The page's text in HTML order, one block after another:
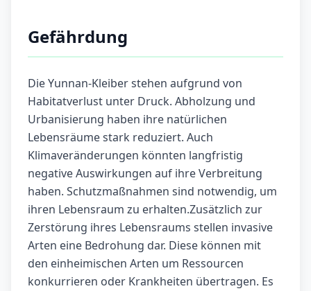
Gefährdung
Die Yunnan-Kleiber stehen aufgrund von
Habitatverlust unter Druck. Abholzung und
Urbanisierung haben ihre natürlichen
Lebensräume stark reduziert. Auch
Klimaveränderungen könnten langfristig
negative Auswirkungen auf ihre Verbreitung
haben. Schutzmaßnahmen sind notwendig, um
ihren Lebensraum zu erhalten.Zusätzlich zur
Zerstörung ihres Lebensraums stellen invasive
Arten eine Bedrohung dar. Diese können mit
den einheimischen Arten um Ressourcen
konkurrieren oder Krankheiten übertragen. Es